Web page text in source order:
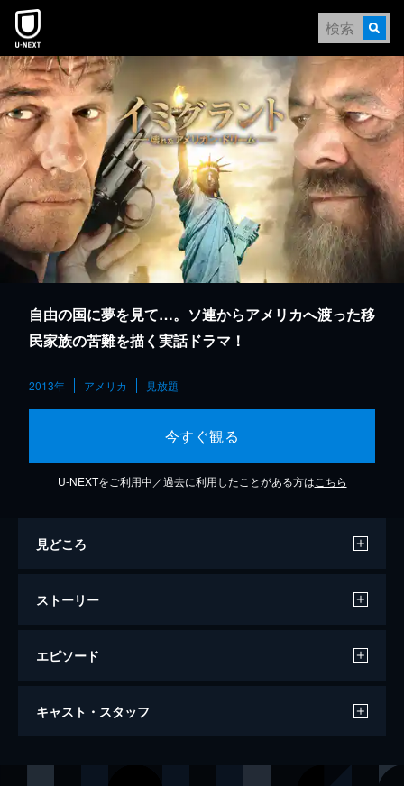
本文へスキップ
自由の国に夢を見て…。ソ連からアメリカへ渡った移
民家族の苦難を描く実話ドラマ！
2013年 アメリカ 見放題
今すぐ観る
U-NEXTをご利用中／過去に利用したことがある方は こちら
見どころ
ストーリー
エピソード
イミグラント 壊れたアメリカン・ドリー
キャスト・スタッフ